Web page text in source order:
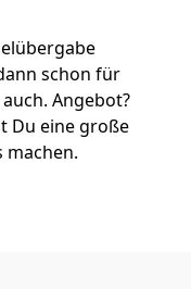
schon für
Angebot?
Du eine große
machen.